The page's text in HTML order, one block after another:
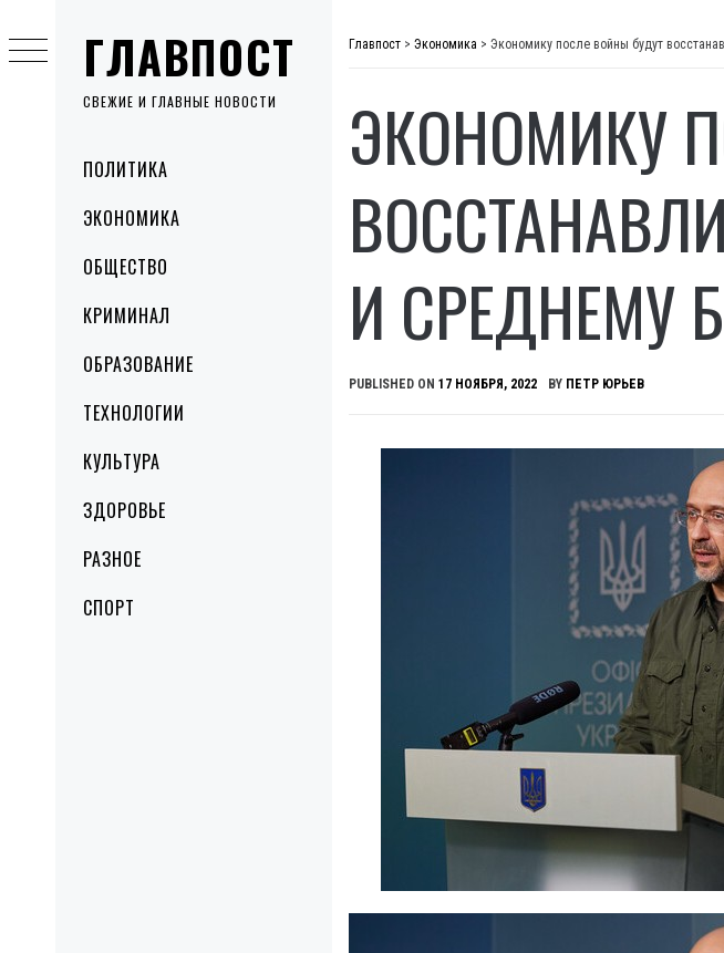
ГЛАВПОСТ
СВЕЖИЕ И ГЛАВНЫЕ НОВОСТИ
MenuПОЛИТИКА
ЭКОНОМИКА
ОБЩЕСТВО
КРИМИНАЛ
ОБРАЗОВАНИЕ
ТЕХНОЛОГИИ
КУЛЬТУРА
ЗДОРОВЬЕ
РАЗНОЕ
СПОРТ
to
content
Главпост > Экономика > Экономику после войны будут
ЭКОНОМИКУ
И СРЕДНЕМУ
PUBLISHED ON 17 НОЯБРЯ, 2022 BY ПЕТР ЮРЬЕВ